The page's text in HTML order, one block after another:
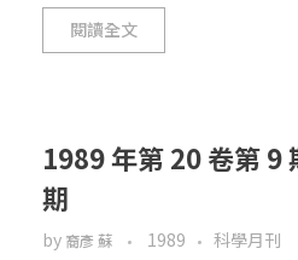
閱讀全文
1989 年第 20 卷第 9
期
by 裔彥 蘇 1989 科學月刊